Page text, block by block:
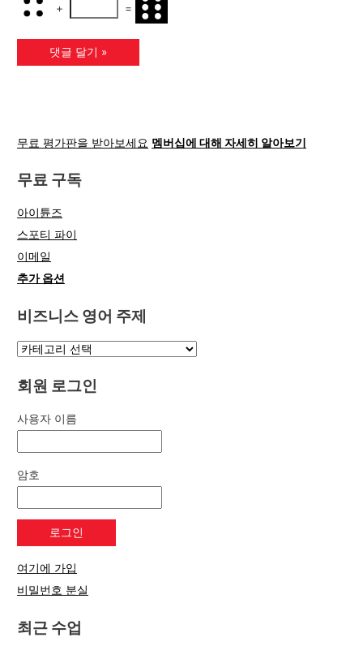
+ =
무료 평가판을 받아보세요 멤버십에 대해 자세히 알아보기
무료 구독
아이튠즈
스포티 파이
이메일
추가 옵션
비즈니스 영어 주제
회원 로그인
사용자 이름
암호
여기에 가입
비밀번호 분실
최근 수업